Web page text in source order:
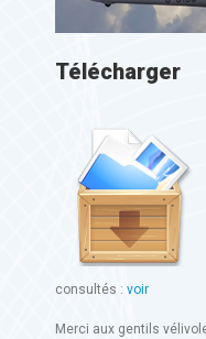
Télécharger
consultés : voir
Merci aux gentils